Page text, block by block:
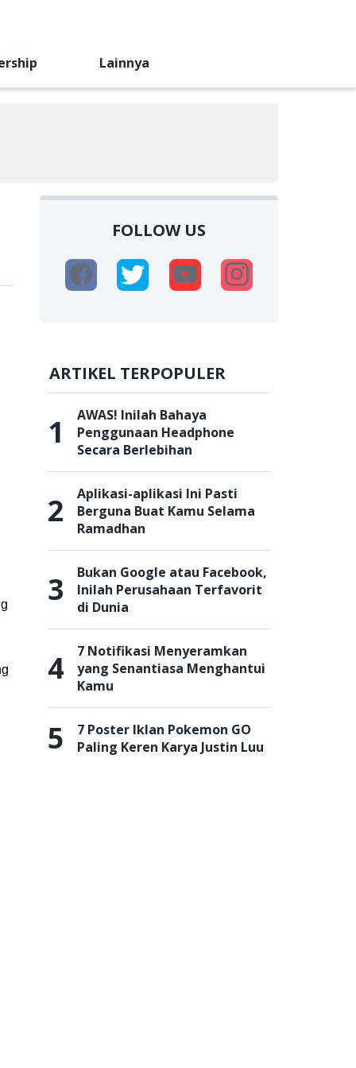
Lainnya
FOLLOW US
ARTIKEL TERPOPULER
1
AWAS! Inilah Bahaya
Penggunaan Headphone
Secara Berlebihan
2
Aplikasi-aplikasi Ini Pasti
Berguna Buat Kamu Selama
Ramadhan
3
Bukan Google atau Facebook,
Inilah Perusahaan Terfavorit
di Dunia
4
7 Notifikasi Menyeramkan
yang Senantiasa Menghantui
Kamu
5
7 Poster Iklan Pokemon GO
Paling Keren Karya Justin Luu